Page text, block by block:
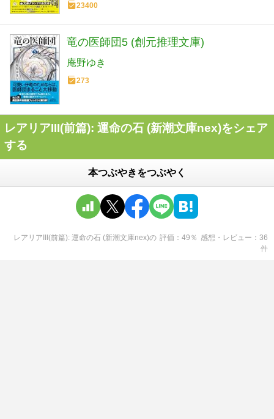
23400
竜の医師団5 (創元推理文庫)
庵野ゆき
273
レアリアIII(前篇): 運命の石 (新潮文庫nex)をシェア
する
本つぶやきをつぶやく
レアリアIII(前篇): 運命の石 (新潮文庫nex)の 評価 49 ％ 感想・レビュー
36
件